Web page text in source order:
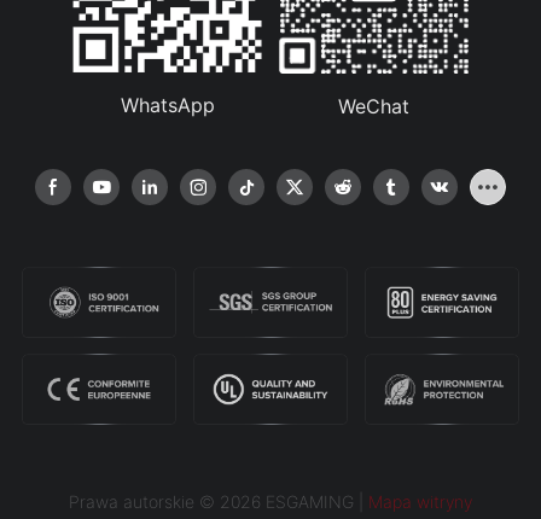
WhatsApp WeChat
Prawa autorskie © 2026 ESGAMING | Mapa witryny